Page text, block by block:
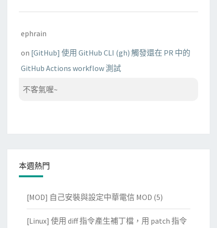
ephrain
on [GitHub] 使用 GitHub CLI (gh) 觸發還在 PR 中的
GitHub Actions workflow 測試
不客氣喔~
本週熱門
[MOD] 自己安裝與設定中華電信 MOD (5)
[Linux] 使用 diff 指令產生補丁檔，用 patch 指令